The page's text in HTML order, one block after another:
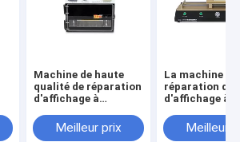
Machine de haute
qualité de réparation
d'affichage à
pour l'affichage à
cristaux liquides
Meilleur prix
La machine de
réparation
d'affichage à
téléphone
CE a approuvé
Meilleur